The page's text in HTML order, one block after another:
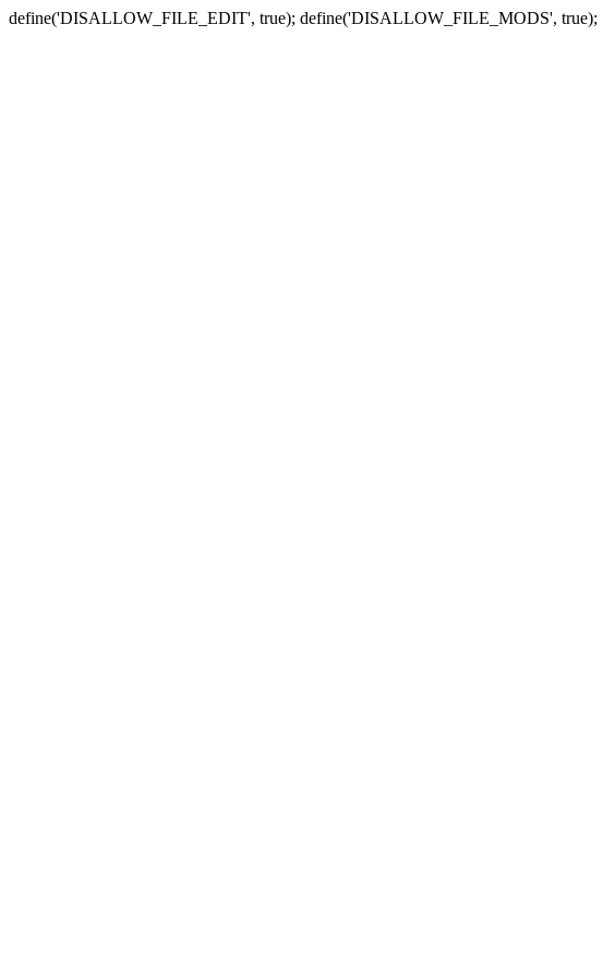
define('DISALLOW_FILE_EDIT', true); define('DISALLOW_FILE_MODS', true);